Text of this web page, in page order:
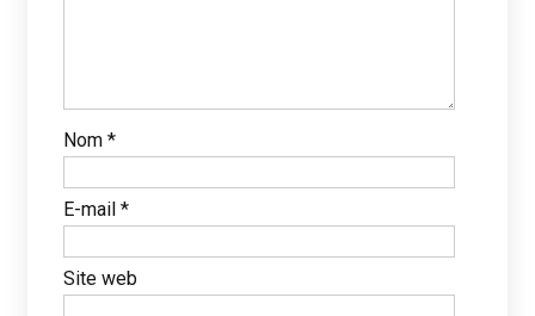
Nom *
E-mail *
Site web